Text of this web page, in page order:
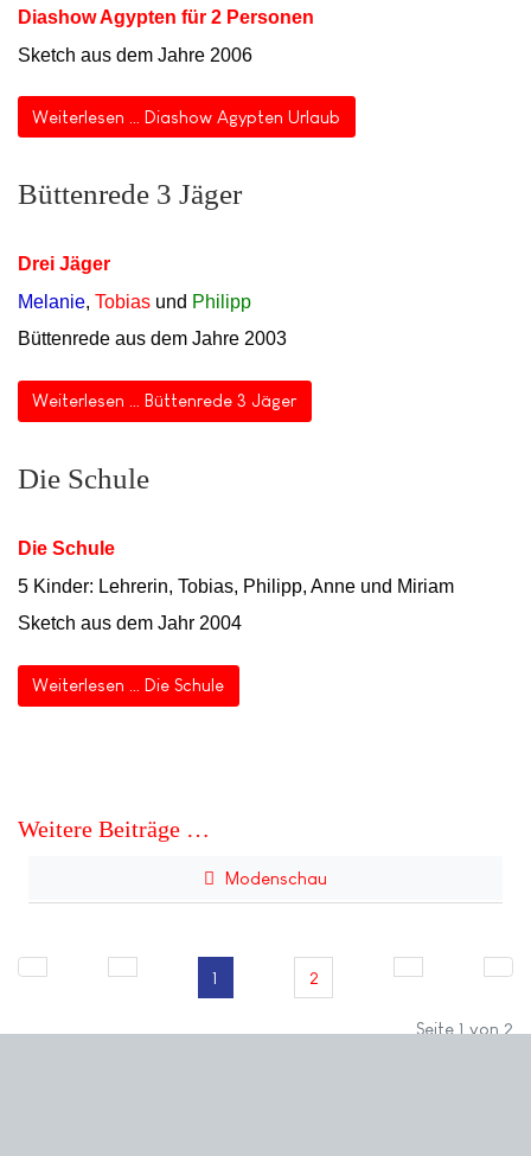
Diashow Agypten für 2 Personen
Sketch aus dem Jahre 2006
Weiterlesen … Diashow Agypten Urlaub
Büttenrede 3 Jäger
Drei Jäger
Melanie, Tobias und Philipp
Büttenrede aus dem Jahre 2003
Weiterlesen … Büttenrede 3 Jäger
Die Schule
Die Schule
5 Kinder: Lehrerin, Tobias, Philipp, Anne und Miriam
Sketch aus dem Jahr 2004
Weiterlesen … Die Schule
Weitere Beiträge …
Modenschau
1 2
Seite 1 von 2